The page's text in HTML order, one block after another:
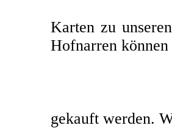
Karten zu
Hofnarren
gekauft werden.